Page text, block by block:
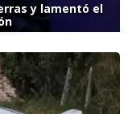
y lamentó el